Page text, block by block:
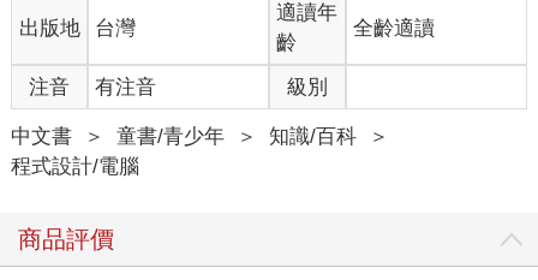
出版地 台灣
適讀年
齡
全齡適讀
注音 有注音 級別
中文書 ＞ 童書/青少年 ＞ 知識/百科
＞
程式設計/電腦
商品評價